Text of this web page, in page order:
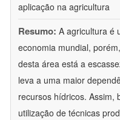
aplicação na agricultura
Resumo: A agricultura é
economia mundial,
desta área está a
leva a uma maior
recursos hídricos. Assim,
utilização de técnicas